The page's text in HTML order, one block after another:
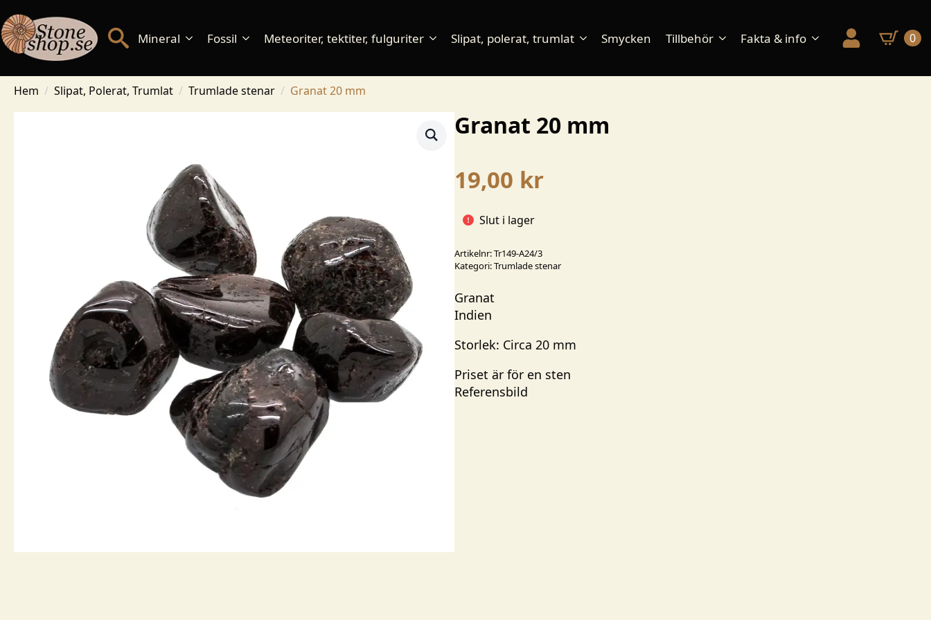
Mineral Fossil Meteoriter, tektiter, fulguriter Slipat, polerat, trumlat Smycken Tillbehör Fakta & info 0
Hem Slipat, Polerat, Trumlat Trumlade stenar Granat 20 mm
Granat 20 mm
19,00 kr
Slut i lager
Artikelnr:Tr149-A24/3
Kategori:Trumlade stenar
Granat
Indien
Storlek: Circa 20 mm
Priset är för en sten
Referensbild